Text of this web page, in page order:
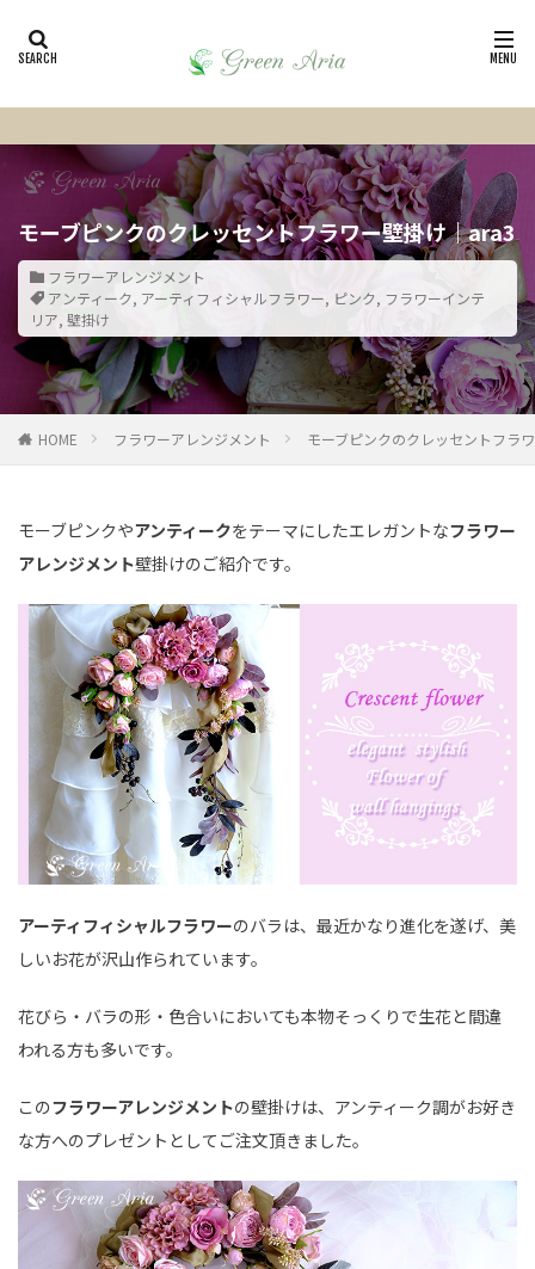
モーブピンクのクレッセントフラワー壁掛け｜ara3
フラワーアレンジメント
アンティーク, アーティフィシャルフラワー, ピンク, フラワーインテ
リア, 壁掛け
HOME フラワーアレンジメント モーブピンクのクレッセントフラ
モーブピンクやアンティークをテーマにしたエレガントなフラワー
アレンジメント壁掛けのご紹介です。
アーティフィシャルフラワーのバラは、最近かなり進化を遂げ、美
しいお花が沢山作られています。
花びら・バラの形・色合いにおいても本物そっくりで生花と間違
われる方も多いです。
このフラワーアレンジメントの壁掛けは、アンティーク調がお好き
な方へのプレゼントとしてご注文頂きました。